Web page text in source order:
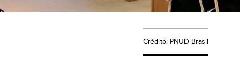
Crédito: PNUD Brasil